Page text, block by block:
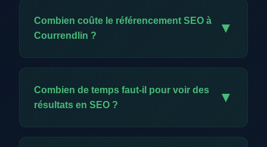
Combien coûte le référencement SEO à
Courrendlin ?
▼
Notre offre exclusive est à CHF 59.-/mois. Elle
audit, optimisation technique, création de
Combien de temps faut-il pour voir des
résultats en SEO ?
▼
Les premiers résultats apparaissent